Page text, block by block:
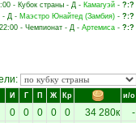
- Кубок страны - Д - Камагуэй - ?:?
- Д - Маэстро Юнайтед (Замбия) - ?:?
- Чемпионат - Д - Артемиса - ?:?
И Г П Ж Кр и/о
0 0 0 0 0 34 280к -